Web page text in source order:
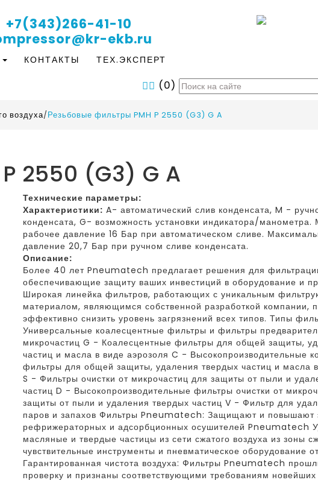
+7(343)266-41-10
ekb.ru
КОНТАКТЫ ТЕХ.ЭКСПЕРТ
(0)
воздуха/Резьбовые фильтры PMH P 2550 (G3) G A
2550 (G3) G A
Технические параметры:
Характеристики: A- автоматический слив конденсата, M -
конденсата, G- возможность установки индикатора/манометра.
рабочее давление 16 Бар при автоматическом сливе.
давление 20,7 Бар при ручном сливе конденсата.
Описание:
Более 40 лет Pneumatech предлагает решения для
обеспечивающие защиту ваших инвестиций в оборудование и
Широкая линейка фильтров, работающих с уникальным
материалом, являющимся собственной разработкой компании,
эффективно снизить уровень загрязнений всех типов. Типы
Универсальные коалесцентные фильтры и фильтры
микрочастиц G - Коалесцентные фильтры для общей защиты,
частиц и масла в виде аэрозоля C - Высокопроизводительные
фильтры для общей защиты, удаления твердых частиц и масла
S - Фильтры очистки от микрочастиц для защиты от пыли и
частиц D - Высокопроизводительные фильтры очистки от
защиты от пыли и удаления твердых частиц V - Фильтр для
паров и запахов Фильтры Pneumatech: Защищают и повышают
рефрижераторных и адсорбционных осушителей Pneumatech
масляные и твердые частицы из сети сжатого воздуха из зоны
чувствительные инструменты и пневматическое оборудование
Гарантированная чистота воздуха: Фильтры Pneumatech
проверку и признаны соответствующими требованиям новейших